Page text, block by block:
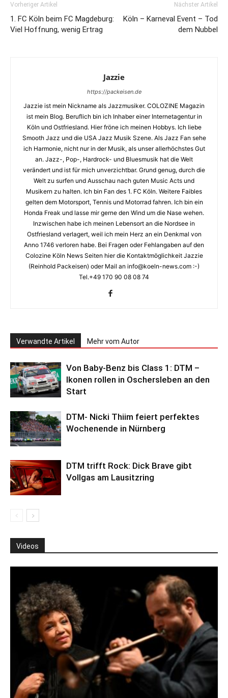
Vorheriger Artikel
1. FC Köln beim FC Magdeburg:
Viel Hoffnung, wenig Ertrag
Nächster Artikel
Köln – Karneval Event – Tod
dem Nubbel
Jazzie
https://packeisen.de
Jazzie ist mein Nickname als Jazzmusiker. COLOZINE Magazin
ist mein Blog. Beruflich bin ich Inhaber einer Internetagentur in
Köln und Ostfriesland. Hier fröne ich meinen Hobbys. Ich liebe
Smooth Jazz und die USA Jazz Musik Szene. Als Jazz Fan sehe
ich Harmonie, nicht nur in der Musik, als unser allerhöchstes Gut
an. Jazz-, Pop-, Hardrock- und Bluesmusik hat die Welt
verändert und ist für mich unverzichtbar. Grund genug, durch die
Welt zu surfen und Ausschau nach guten Music Acts und
Musikern zu halten. Ich bin Fan des 1. FC Köln. Weitere Faibles
gelten dem Motorsport, Tennis und Motorrad fahren. Ich bin ein
Honda Freak und lasse mir gerne den Wind um die Nase wehen.
Inzwischen habe ich meinen Lebensort an die Nordsee in
Ostfriesland verlagert, weil ich mein Herz an ein Denkmal von
Anno 1746 verloren habe. Bei Fragen oder Fehlangaben auf den
Colozine Köln News Seiten hier die Kontaktmöglichkeit Jazzie
(Reinhold Packeisen) oder Mail an info@koeln-news.com :-)
Tel.+49 170 90 08 08 74
Verwandte Artikel Mehr vom Autor
Von Baby-Benz bis Class 1: DTM –
Ikonen rollen in Oschersleben an den
Start
DTM- Nicki Thiim feiert perfektes
Wochenende in Nürnberg
DTM trifft Rock: Dick Brave gibt
Vollgas am Lausitzring
Videos